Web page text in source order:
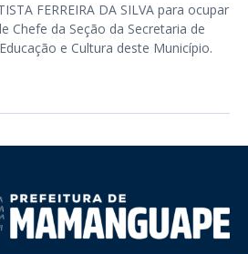
FERREIRA DA SILVA para ocupar
Chefe da Seção da Secretaria de
e Cultura deste Município.